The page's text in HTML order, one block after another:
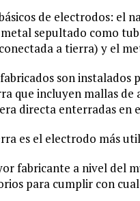
de electrodos: el
sepultado como
a tierra) y el
son
que incluyen mallas
directa enterradas en
es el electrodo más
fabricante a nivel del
para cumplir con